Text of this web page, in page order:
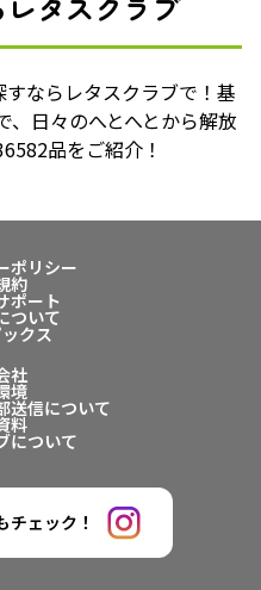
ならレタスクラブで！基
日々のへとへとから解放
品をご紹介！
ポリシー
約
ポート
ついて
クス
社
境
送信について
料
について
チェック！